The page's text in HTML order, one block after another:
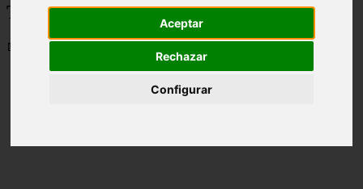
Aceptar
Rechazar
Configurar
Tarta de frutas sin gluten: la receta
📅 20/05/2025